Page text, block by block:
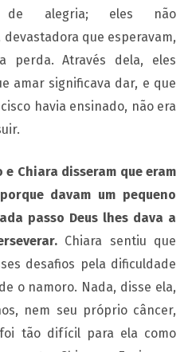
de alegria; eles não
que esperavam,
perda. Através dela, eles
amar significava dar, e que
havia ensinado, não era
Chiara disseram que eram
davam um pequeno
passo Deus lhes dava a
Chiara sentiu que
desafios pela dificuldade
o namoro. Nada, disse ela,
nem seu próprio câncer,
tão difícil para ela como